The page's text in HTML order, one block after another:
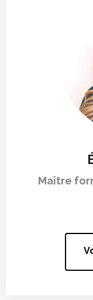
Maître